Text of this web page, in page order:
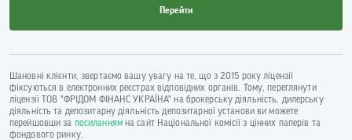
Перейти
Шановні клієнти, звертаємо вашу увагу на те, що з 2015 року ліцензії
фіксуються в електронних реєстрах відповідних органів. Тому, переглянути
ліцензії ТОВ "ФРІДОМ ФІНАНС УКРАЇНА" на брокерську діяльність, дилерську
діяльність та депозитарну діяльність депозитарної установи ви можете
перейшовши за посиланнямна сайт Національної комісії з цінних паперів та
фондового ринку.